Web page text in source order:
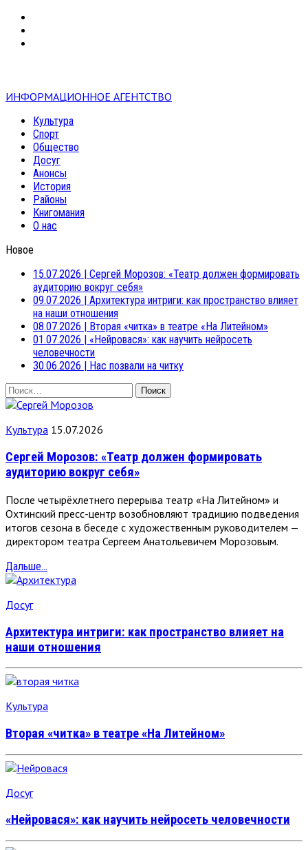
ИНФОРМАЦИОННОЕ АГЕНТСТВО
Культура
Спорт
Общество
Досуг
Анонсы
История
Районы
Книгомания
О нас
Новое
15.07.2026
Сергей Морозов: «Театр должен формировать
аудиторию вокруг себя»
09.07.2026
Архитектура интриги: как пространство влияет
на наши отношения
08.07.2026
Вторая «читка» в театре «На Литейном»
01.07.2026
«Нейровася»: как научить нейросеть
человечности
30.06.2026
Нас позвали на читку
Найти:
Культура 15.07.2026
Сергей Морозов: «Театр должен формировать
аудиторию вокруг себя»
После четырёхлетнего перерыва театр «На Литейном» и
Охтинский пресс-центр возобновляют традицию подведения
итогов сезона в беседе с художественным руководителем —
директором театра Сергеем Анатольевичем Морозовым.
Дальше...
Досуг
Архитектура интриги: как пространство влияет на
наши отношения
Культура
Вторая «читка» в театре «На Литейном»
Досуг
«Нейровася»: как научить нейросеть человечности